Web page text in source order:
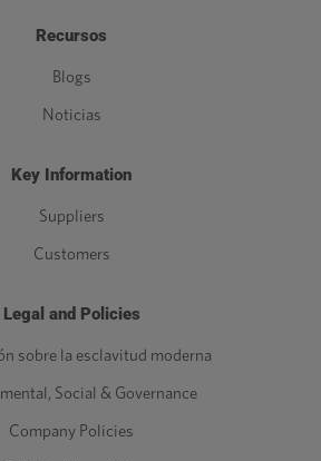
Recursos
Blogs
Noticias
Key Information
Suppliers
Customers
Legal and Policies
sobre la esclavitud moderna
Social & Governance
Company Policies